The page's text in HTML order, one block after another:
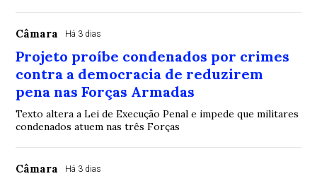
Câmara Há 3 dias
Projeto proíbe condenados por crimes
contra a democracia de reduzirem
pena nas Forças Armadas
Texto altera a Lei de Execução Penal e impede que militares
condenados atuem nas três Forças
Câmara Há 3 dias